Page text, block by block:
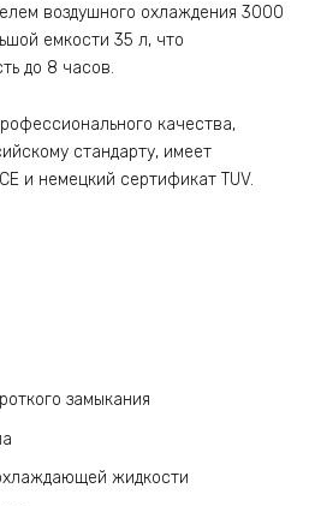
воздушного охлаждения 3000
емкости 35 л, что
до 8 часов.
качества,
стандарту, имеет
и немецкий сертификат TUV.
замыкания
жидкости